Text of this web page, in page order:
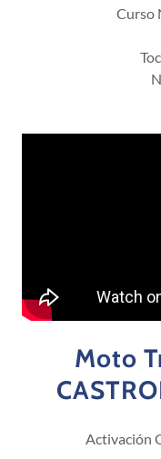
Curso
Moto
Activación